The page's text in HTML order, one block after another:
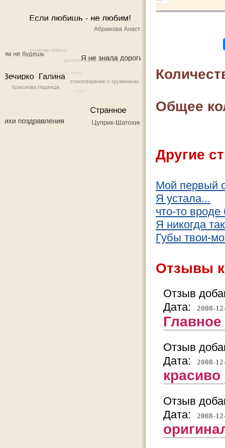
Общее
Другие
Мой первый
Я устала...
что-то вроде
Я никогда
Губы твои-
Отзывы
Отзыв
Дата:
2008-
Отзыв
Дата:
2008-
красиво
Отзыв
Дата:
2008-